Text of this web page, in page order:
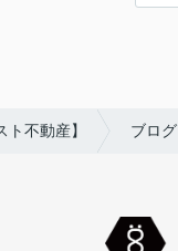
不動産】 ブログ